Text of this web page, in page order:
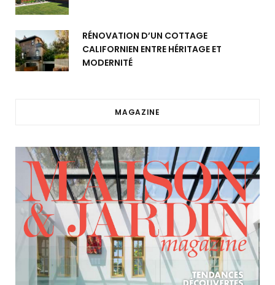
RÉNOVATION D’UN COTTAGE
CALIFORNIEN ENTRE HÉRITAGE ET
MODERNITÉ
MAGAZINE